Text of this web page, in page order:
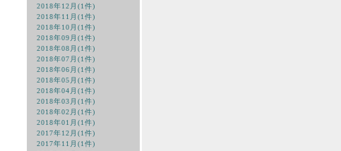
2018年12月(1件)
2018年11月(1件)
2018年10月(1件)
2018年09月(1件)
2018年08月(1件)
2018年07月(1件)
2018年06月(1件)
2018年05月(1件)
2018年04月(1件)
2018年03月(1件)
2018年02月(1件)
2018年01月(1件)
2017年12月(1件)
2017年11月(1件)